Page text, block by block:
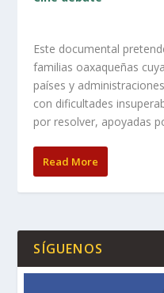
Este documental
familias oaxaqueñas
países y
con dificultades
por resolver, apoyadas
Read More
SÍGUENOS